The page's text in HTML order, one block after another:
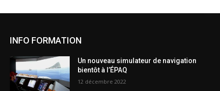
INFO FORMATION
Un nouveau simulateur de navigation
bientôt à l’ÉPAQ
12 décembre 2022